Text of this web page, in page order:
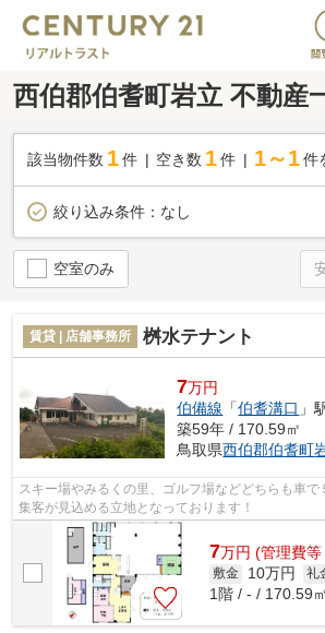
西伯郡伯耆町岩立 不動産
該当物件数 1件 空き数 1 件 1～1 件
絞り込み条件： なし
空室のみ
賃貸 | 店舗事務所 桝水テナント
7万円
伯備線 「伯耆溝口 」
築59年 / 170.59㎡
鳥取県西伯郡伯耆町
スキー場やみるくの里、ゴルフ場などどちらも車
集客が見込める立地となっております！
7万円 (管理費等
敷金 10万円 礼
1階 / - / 170.59㎡